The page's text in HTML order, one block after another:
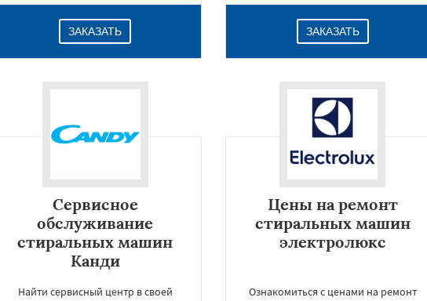
ЗАКАЗАТЬ ЗАКАЗАТЬ
Сервисное
обслуживание
стиральных машин
Канди
Найти сервисный центр в своей
Цены на ремонт
стиральных машин
электролюкс
Ознакомиться с ценами на ремонт